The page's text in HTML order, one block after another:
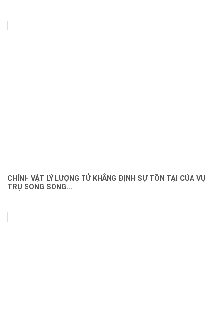
CHÍNH VẬT LÝ LƯỢNG TỬ KHẲNG ĐỊNH SỰ TỒN TẠI CỦA VỤ
TRỤ SONG SONG...